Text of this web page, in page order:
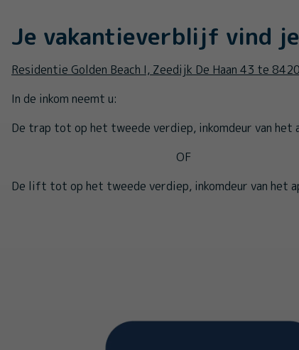
Je vakantieverblijf vind
Residentie Golden Beach I, Zeedijk De Haan 43 te
In de inkom neemt u:
De trap tot op het tweede verdiep, inkomdeur van het
OF
De lift tot op het tweede verdiep, inkomdeur van het